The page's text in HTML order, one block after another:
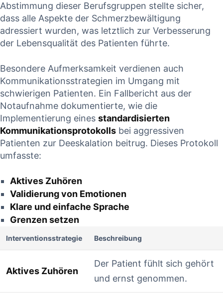
Abstimmung dieser Berufsgruppen stellte sicher,
dass‌ alle Aspekte der ⁤Schmerzbewältigung
adressiert wurden, was letztlich zur Verbesserung
der⁣ Lebensqualität des⁤ Patienten führte.
Besondere​ Aufmerksamkeit verdienen auch
Kommunikationsstrategien im‍ Umgang mit
schwierigen Patienten. Ein Fallbericht aus der‍
Notaufnahme dokumentierte, wie die
Implementierung eines⁤ standardisierten
Kommunikationsprotokolls bei aggressiven ​
Patienten zur Deeskalation beitrug. Dieses Protokoll
umfasste:
Aktives Zuhören
Validierung von Emotionen
Klare ​und einfache Sprache
Grenzen ⁢setzen
Interventionsstrategie Beschreibung
Aktives Zuhören
Der Patient fühlt sich gehört
und ernst genommen.